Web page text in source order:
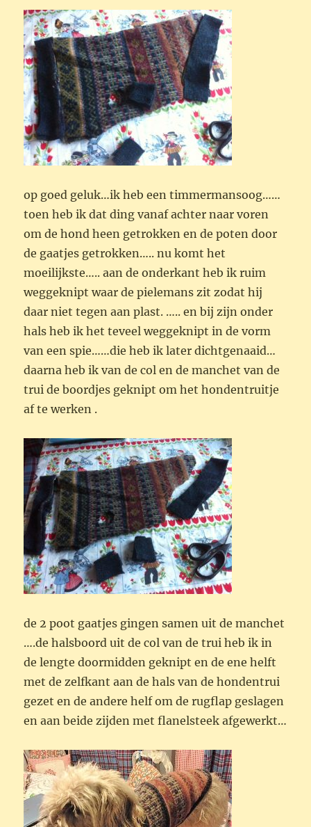
op goed geluk…ik heb een timmermansoog……
toen heb ik dat ding vanaf achter naar voren
om de hond heen getrokken en de poten door
de gaatjes getrokken….. nu komt het
moeilijkste….. aan de onderkant heb ik ruim
weggeknipt waar de pielemans zit zodat hij
daar niet tegen aan plast. ….. en bij zijn onder
hals heb ik het teveel weggeknipt in de vorm
van een spie……die heb ik later dichtgenaaid…
daarna heb ik van de col en de manchet van de
trui de boordjes geknipt om het hondentruitje
af te werken .
de 2 poot gaatjes gingen samen uit de manchet
….de halsboord uit de col van de trui heb ik in
de lengte doormidden geknipt en de ene helft
met de zelfkant aan de hals van de hondentrui
gezet en de andere helf om de rugflap geslagen
en aan beide zijden met flanelsteek afgewerkt…